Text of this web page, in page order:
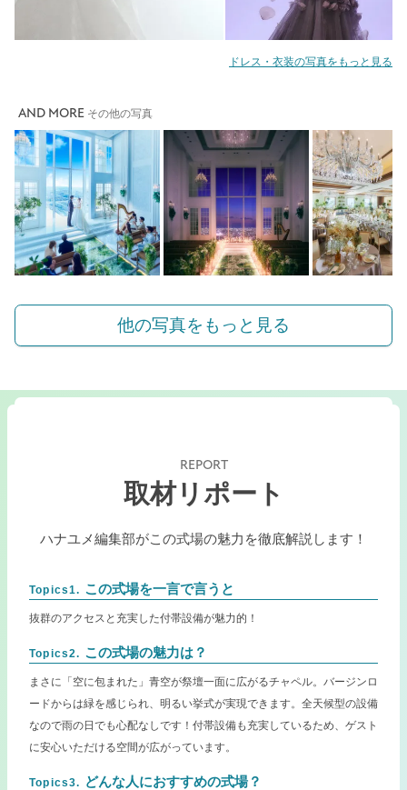
ドレス・衣装の写真をもっと見る
AND MORE その他の写真
他の写真をもっと見る
REPORT
取材リポート
ハナユメ編集部がこの式場の魅力を徹底解説します！
Topics1. この式場を一言で言うと
抜群のアクセスと充実した付帯設備が魅力的！
Topics2. この式場の魅力は？
まさに「空に包まれた」青空が祭壇一面に広がるチャペル。バージンロ
ードからは緑を感じられ、明るい挙式が実現できます。全天候型の設備
なので雨の日でも心配なしです！付帯設備も充実しているため、ゲスト
に安心いただける空間が広がっています。
Topics3. どんな人におすすめの式場？